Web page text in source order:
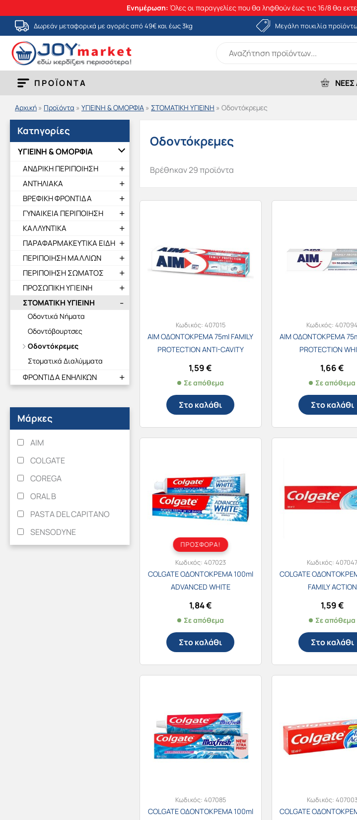
Ενημέρωση: Όλες οι παραγγελίες που θα ληφθούν έως τις 16/8 θα
Μετάβαση
στο
περιεχόμενο
Δωρεάν μεταφορικά με αγορές από 49€ και έως 3kg Μεγάλη ποικιλία
ΠΡΟΪΟΝΤΑ ΝΕΕΣ
Αρχική » Προϊόντα » ΥΓΙΕΙΝΗ & ΟΜΟΡΦΙΑ » ΣΤΟΜΑΤΙΚΗ ΥΓΙΕΙΝΗ » Οδοντόκρεμες
Κατηγορίες
ΥΓΙΕΙΝΗ & ΟΜΟΡΦΙΑ
ΑΝΔΡΙΚΗ ΠΕΡΙΠΟΙΗΣΗ
ΑΝΤΗΛΙΑΚΑ
ΒΡΕΦΙΚΗ ΦΡΟΝΤΙΔΑ
ΓΥΝΑΙΚΕΙΑ ΠΕΡΙΠΟΙΗΣΗ
ΚΑΛΛΥΝΤΙΚΑ
ΠΑΡΑΦΑΡΜΑΚΕΥΤΙΚΑ ΕΙΔΗ
ΠΕΡΙΠΟΙΗΣΗ ΜΑΛΛΙΩΝ
ΠΕΡΙΠΟΙΗΣΗ ΣΩΜΑΤΟΣ
ΠΡΟΣΩΠΙΚΗ ΥΓΙΕΙΝΗ
ΣΤΟΜΑΤΙΚΗ ΥΓΙΕΙΝΗ
Οδοντικά Νήματα
Οδοντόβουρτσες
Οδοντόκρεμες
Στοματικά Διαλύμματα
ΦΡΟΝΤΙΔΑ ΕΝΗΛΙΚΩΝ
Μάρκες
AIM
COLGATE
COREGA
ORAL B
PASTA DEL CAPITANO
SENSODYNE
Οδοντόκρεμες
Βρέθηκαν 29 προϊόντα
Κωδικός: 407015
AIM ΟΔΟΝΤΟΚΡΕΜΑ 75ml FAMILY
PROTECTION ANTI-CAVITY
1,59€
Σε απόθεμα
Στο καλάθι
Κωδικός:407094
AIM ΟΔΟΝΤΟΚΡΕΜΑ
PROTECTION
1,66€
Σε απόθεμα
Στο καλάθι
ΠΡΟΣΦΟΡΑ!
Κωδικός: 407023
COLGATE ΟΔΟΝΤΟΚΡΕΜΑ 100ml
ADVANCED WHITE
1,84€
Σε απόθεμα
Στο καλάθι
Κωδικός:407047
COLGATE
FAMILY ACTION
1,59€
Σε απόθεμα
Στο καλάθι
Κωδικός: 407085
COLGATE ΟΔΟΝΤΟΚΡΕΜΑ 100ml
Κωδικός:
COLGATE